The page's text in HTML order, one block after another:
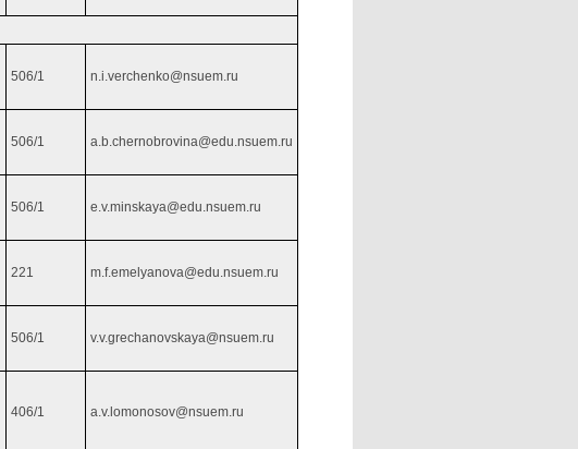
506/1 n.i.verchenko@nsuem.ru
506/1 a.b.chernobrovina@edu.nsuem.ru
506/1 e.v.minskaya@edu.nsuem.ru
221 m.f.emelyanova@edu.nsuem.ru
506/1 v.v.grechanovskaya@nsuem.ru
406/1 a.v.lomonosov@nsuem.ru